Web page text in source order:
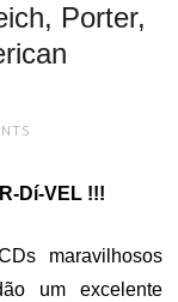
Porter,
Dí-VEL !!!
maravilhosos
um excelente